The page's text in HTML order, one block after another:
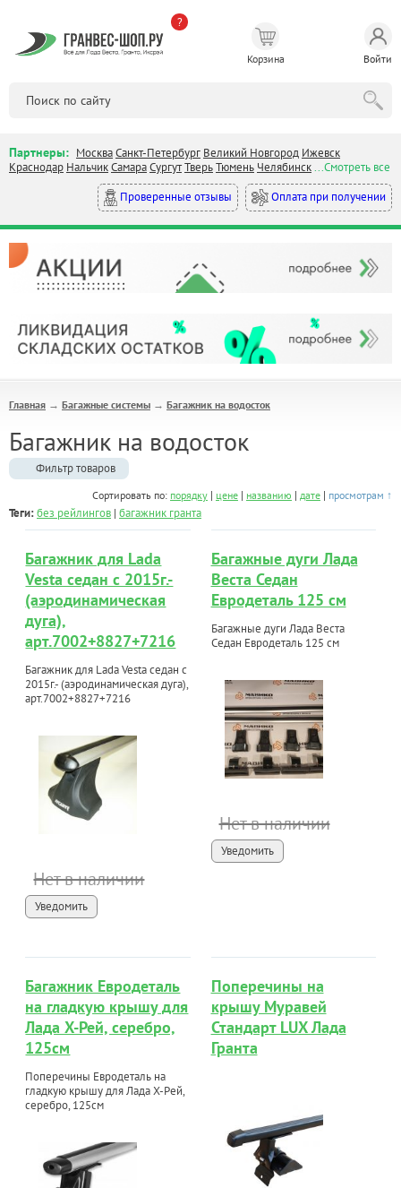
?
Корзина Войти
Партнеры: МоскваСанкт-Петербург Великий Новгород Ижевск
Краснодар НальчикСамараСургутТверьТюмень Челябинск...Смотреть все
Проверенные отзывы
Оплата при получении
Главная → Багажные системы → Багажник на водосток
Багажник на водосток
Фильтр товаров
Сортировать по: порядку | цене | названию | дате | просмотрам ↑
Теги:без рейлингов | багажник гранта
Багажник для Lada
Vesta седан с 2015г.-
(аэродинамическая
дуга),
арт.7002+8827+7216
Багажник для Lada Vesta седан с
2015г.- (аэродинамическая дуга),
арт.7002+8827+7216
Нет в наличии
Уведомить
Багажные дуги Лада
Веста Седан
Евродеталь 125 см
Багажные дуги Лада Веста
Седан Евродеталь 125 см
Нет в наличии
Уведомить
Багажник Евродеталь
на гладкую крышу для
Лада Х-Рей, серебро,
125см
Поперечины Евродеталь на
гладкую крышу для Лада Х-Рей,
серебро, 125см
Поперечины на
крышу Муравей
Стандарт LUX Лада
Гранта